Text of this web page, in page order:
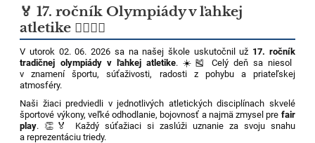
🏅 17. ročník Olympiády v ľahkej
atletike 🏃‍♀️🏃‍♂️
V utorok 02. 06. 2026 sa na našej škole uskutočnil už 17. ročník
tradičnej olympiády v ľahkej atletike. ☀️🎽 Celý deň sa niesol
v znamení športu, súťaživosti, radosti z pohybu a priateľskej
atmosféry.
Naši žiaci predviedli v jednotlivých atletických disciplínach skvelé
športové výkony, veľké odhodlanie, bojovnosť a najmä zmysel pre fair
play. 👏🏅 Každý súťažiaci si zaslúži uznanie za svoju snahu
a reprezentáciu triedy.